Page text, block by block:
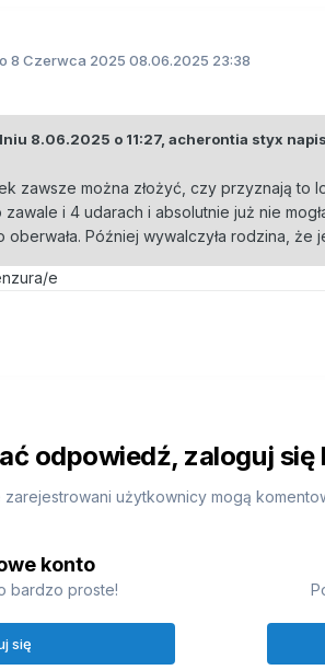
8 Czerwca 2025 08.06.2025 23:38
8.06.2025 o 11:27, acherontia styx
zawsze można złożyć, czy przyznają to
zawale i 4 udarach i absolutnie już nie
oberwała. Później wywalczyła rodzina,
e
odpowiedź, zaloguj
użytkownicy mogą
konto
bardzo proste!
się